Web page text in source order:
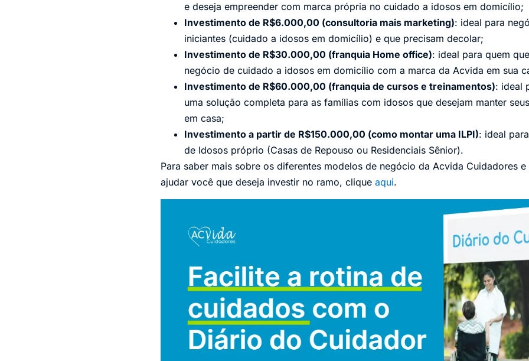
e deseja empreender com marca própria no cuidado a idosos em domicílio;
Investimento de R$6.000,00 (consultoria mais marketing): ideal para
iniciantes (cuidado a idosos em domicílio) e que precisam decolar;
Investimento de R$30.000,00 (franquia Home office): ideal para quem
negócio de cuidado a idosos em domicílio com a marca da Acvida em sua
Investimento de R$60.000,00 (franquia de cursos e treinamentos): ideal
uma solução completa para as famílias com idosos que desejam manter
em casa;
Investimento a partir de R$150.000,00 (como montar uma ILPI): ideal
de Idosos próprio (Casas de Repouso ou Residenciais Sênior).
Para saber mais sobre os diferentes modelos de negócio da Acvida Cuidadores
ajudar você que deseja investir no ramo, clique aqui.